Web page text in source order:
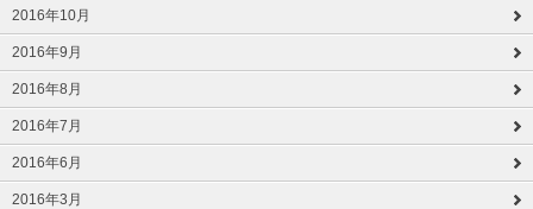
2016年10月
2016年9月
2016年8月
2016年7月
2016年6月
2016年3月